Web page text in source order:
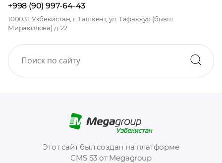
Этот сайт был создан на платформе
CMS S3 от Megagroup
+998 (90) 997-64-43
100031, Узбекистан, г. Ташкент, ул. Тафаккур (бывш.
Миракилова) д. 22